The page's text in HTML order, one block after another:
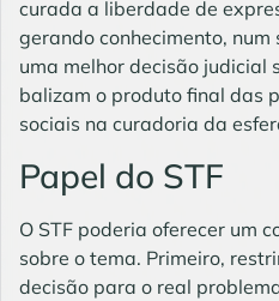
curada a liberdade de
gerando conhecimento,
uma melhor decisão judicial
balizam o produto final das
sociais na curadoria da
Papel do STF
O STF poderia oferecer um
sobre o tema. Primeiro,
decisão para o real